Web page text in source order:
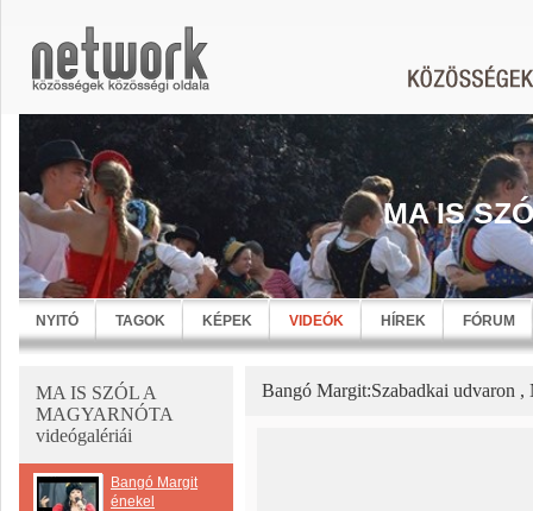
MA IS
NYITÓ TAGOK KÉPEK VIDEÓK HÍREK FÓRUM
MA IS SZÓL A
MAGYARNÓTA
videógalériái
Bangó Margit
énekel
Bangó Margit:Szabadkai udvaron ,